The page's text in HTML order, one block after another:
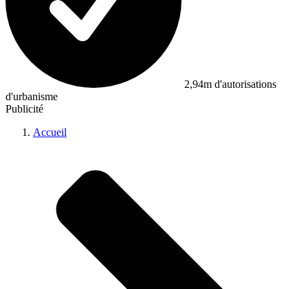
2,94m d'autorisations
d'urbanisme
Publicité
Accueil